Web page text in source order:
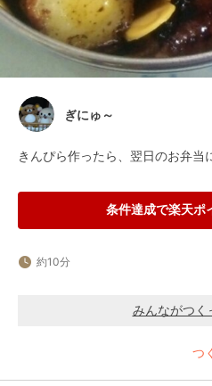
ぎにゅ～
きんぴら作ったら、翌日のお弁当
条件達成で楽天ポ
約10分
みんながつく
つ